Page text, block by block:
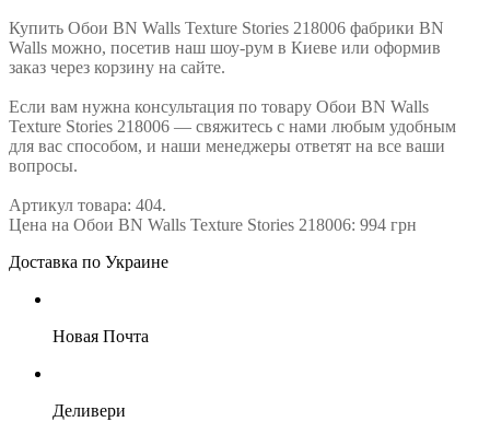
Купить Обои BN Walls Texture Stories 218006 фабрики BN
Walls можно, посетив наш шоу-рум в Киеве или оформив
заказ через корзину на сайте.
Если вам нужна консультация по товару Обои BN Walls
Texture Stories 218006 — свяжитесь с нами любым удобным
для вас способом, и наши менеджеры ответят на все ваши
вопросы.
Артикул товара: 404.
Цена на Обои BN Walls Texture Stories 218006: 994 грн
Доставка по Украине
Новая Почта
Деливери